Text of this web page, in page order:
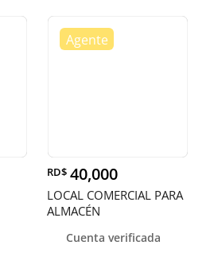
RD$ 40,000
LOCAL COMERCIAL PARA
ALMACÉN
Cuenta verificada